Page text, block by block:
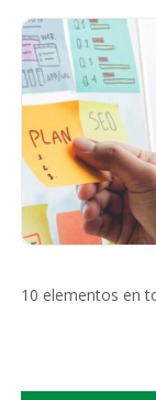
10 elementos en